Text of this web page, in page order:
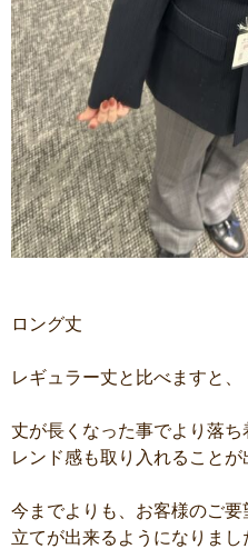
ロング丈
レギュラー丈と比べますと、
丈が長くなった事でより落
レンド感も取り入れることが
今までよりも、お客様のご
立てが出来るようになりまし